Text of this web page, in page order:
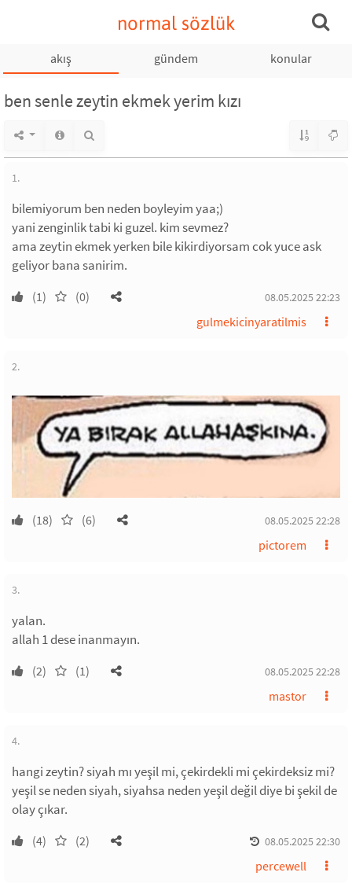
normal sözlük
akış gündem konular
ben senle zeytin ekmek yerim kızı
1.
bilemiyorum ben neden boyleyim yaa;)
yani zenginlik tabi ki guzel. kim sevmez?
ama zeytin ekmek yerken bile kikirdiyorsam cok yuce ask
geliyor bana sanirim.
(1) (0) 08.05.2025 22:23
gulmekicinyaratilmis
2.
(18) (6) 08.05.2025 22:28
pictorem
3.
yalan.
allah 1 dese inanmayın.
(2) (1) 08.05.2025 22:28
mastor
4.
hangi zeytin? siyah mı yeşil mi, çekirdekli mi çekirdeksiz mi?
yeşil se neden siyah, siyahsa neden yeşil değil diye bi şekil de
olay çıkar.
(4) (2) 08.05.2025 22:30
percewell